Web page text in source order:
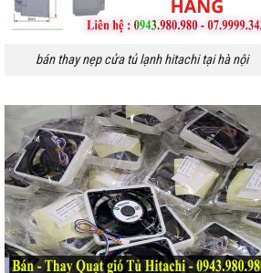
bán thay nẹp cửa tủ lạnh hitachi tại hà nội